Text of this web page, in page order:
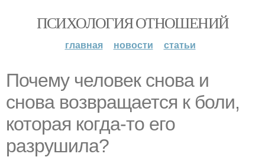
ПСИХОЛОГИЯ ОТНОШЕНИЙ
главная новости статьи
Почему человек снова и
снова возвращается к боли,
которая когда-то его
разрушила?